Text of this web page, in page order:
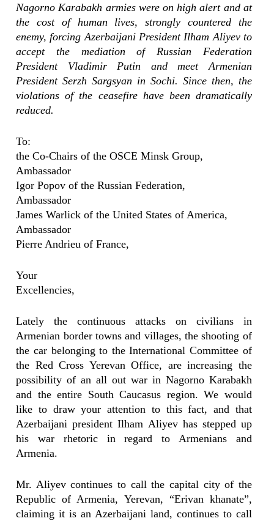
Nagorno Karabakh armies were on high alert and at
the cost of human lives, strongly countered the
enemy, forcing Azerbaijani President Ilham Aliyev to
accept the mediation of Russian Federation
President Vladimir Putin and meet Armenian
President Serzh Sargsyan in Sochi. Since then, the
violations of the ceasefire have been dramatically
reduced.
To:
the Co-Chairs of the OSCE Minsk Group,
Ambassador
Igor Popov of the Russian Federation,
Ambassador
James Warlick of the United States of America,
Ambassador
Pierre Andrieu of France,
Your
Excellencies,
Lately the continuous attacks on civilians in
Armenian border towns and villages, the shooting of
the car belonging to the International Committee of
the Red Cross Yerevan Office, are increasing the
possibility of an all out war in Nagorno Karabakh
and the entire South Caucasus region. We would
like to draw your attention to this fact, and that
Azerbaijani president Ilham Aliyev has stepped up
his war rhetoric in regard to Armenians and
Armenia.
Mr. Aliyev continues to call the capital city of the
Republic of Armenia, Yerevan, “Erivan khanate”,
claiming it is an Azerbaijani land, continues to call